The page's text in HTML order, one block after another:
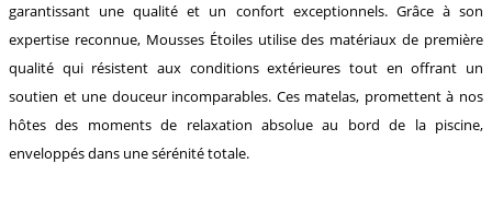
garantissant une qualité et un confort exceptionnels. Grâce à son
expertise reconnue, Mousses Étoiles utilise des matériaux de première
qualité qui résistent aux conditions extérieures tout en offrant un
soutien et une douceur incomparables. Ces matelas, promettent à nos
hôtes des moments de relaxation absolue au bord de la piscine,
enveloppés dans une sérénité totale.